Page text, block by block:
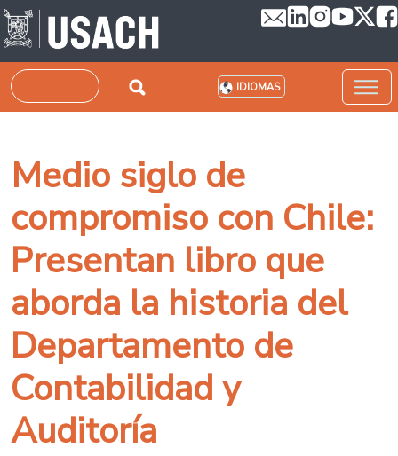
Pasar al contenido principal
Buscar IDIOMAS
Medio siglo de
compromiso con Chile:
Presentan libro que
aborda la historia del
Departamento de
Contabilidad y
Auditoría